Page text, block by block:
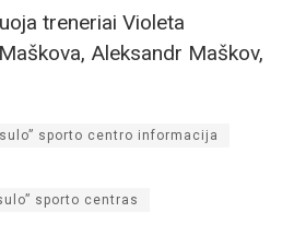
treneriai Violeta
Aleksandr Maškov,
sporto centro informacija
sporto centras